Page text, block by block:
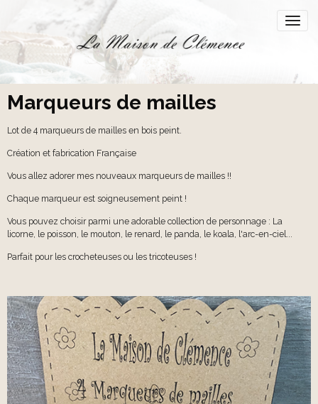
Marqueurs de mailles
Lot de 4 marqueurs de mailles en bois peint.
Création et fabrication Française
Vous allez adorer mes nouveaux marqueurs de mailles !!
Chaque marqueur est soigneusement peint !
Vous pouvez choisir parmi une adorable collection de personnage : La
licorne, le poisson, le mouton, le renard, le panda, le koala, l'arc-en-ciel...
Parfait pour les crocheteuses ou les tricoteuses !